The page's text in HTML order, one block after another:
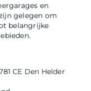
en
gelegen om
belangrijke
CE Den Helder